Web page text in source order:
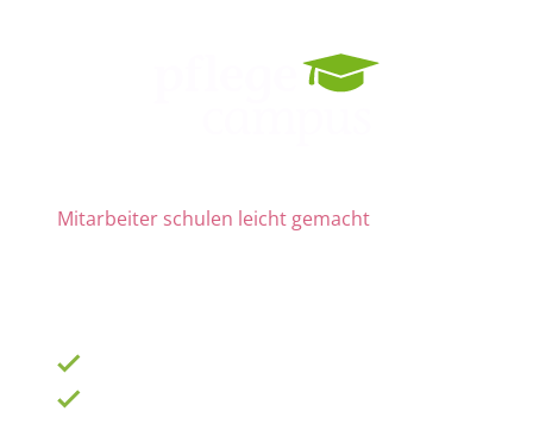
Mitarbeiter schulen leicht gemacht